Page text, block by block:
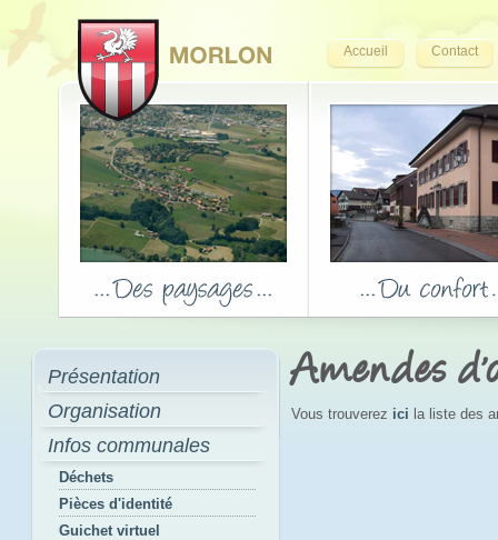
Accueil Contact
Présentation
Organisation
Infos communales
Déchets
Pièces d'identité
Guichet virtuel
Amendes
Vous trouverez ici la liste des